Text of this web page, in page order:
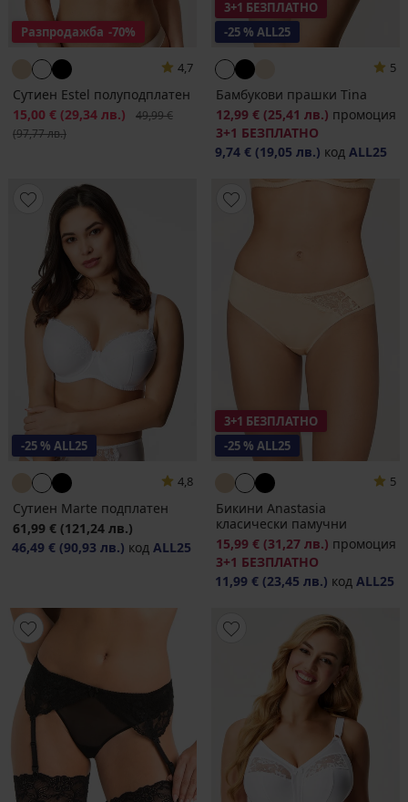
Разпродажба -70%
4,7
Сутиен Estel полуподплатен
Намаление
15,00 € (29,34 лв.) Първоначална цена
49,99 €
(97,77 лв.)
3+1 БЕЗПЛАТНО
-25 % ALL25
5
Бамбукови прашки Tina
12,99 € (25,41 лв.) промоция
3+1 БЕЗПЛАТНО
9,74 € (19,05 лв.) код ALL25
-25 % ALL25
4,8
Сутиен Marte подплатен
61,99 € (121,24 лв.)
46,49 € (90,93 лв.) код ALL25
3+1 БЕЗПЛАТНО
-25 % ALL25
5
Бикини Anastasia
класически памучни
15,99 € (31,27 лв.) промоция
3+1 БЕЗПЛАТНО
11,99 € (23,45 лв.) код ALL25